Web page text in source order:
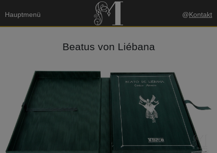
Hauptmenü @Kontakt
Beatus von Liébana